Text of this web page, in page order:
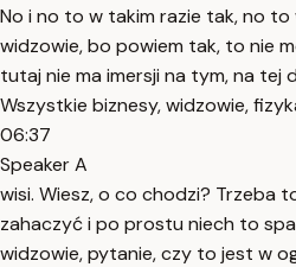
No i no to w takim razie tak, no
widzowie, bo powiem tak, to nie
tutaj nie ma imersji na tym, na tej
Wszystkie biznesy, widzowie,
06:37
Speaker A
wisi. Wiesz, o co chodzi? Trzeba
zahaczyć i po prostu niech to
widzowie, pytanie, czy to jest w